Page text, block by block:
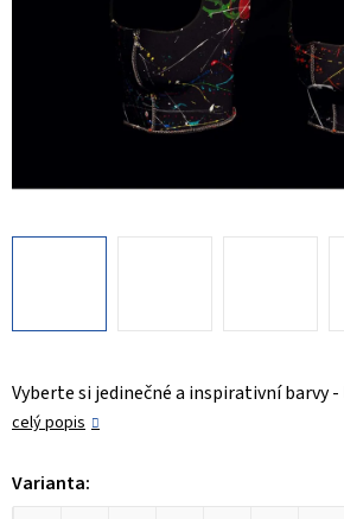
Vyberte si jedinečné a inspirativní barvy
celý popis
Varianta: